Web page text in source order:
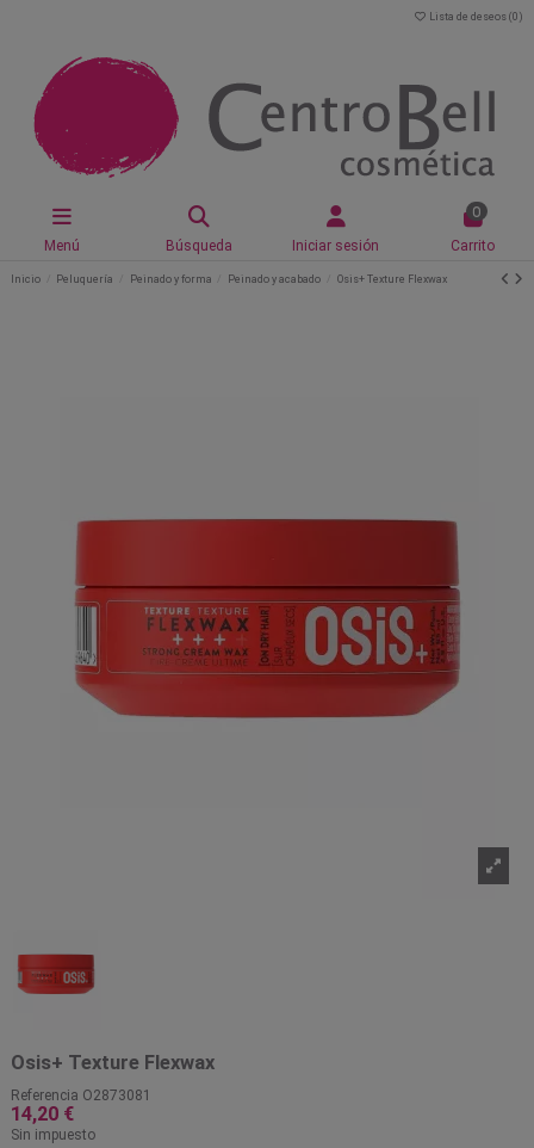
Lista de deseos (0 )
Menú Búsqueda Iniciar sesión
0
Carrito
Inicio Peluquería Peinado y forma Peinado y acabado Osis+ Texture Flexwax
Osis+ Texture Flexwax
Referencia O2873081
14,20 €
Sin impuesto